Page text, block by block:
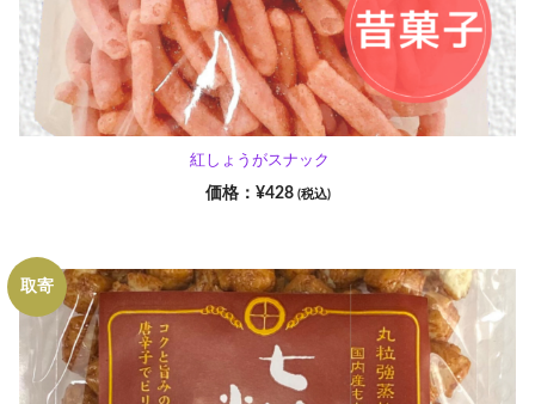
紅しょうがスナック
¥428 (税込)
取寄